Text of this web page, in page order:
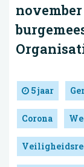
5 jaar
Corona